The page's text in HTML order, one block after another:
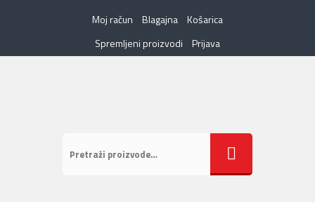
Moj račun Blagajna
Košarica
Spremljeni proizvodi
Prijava